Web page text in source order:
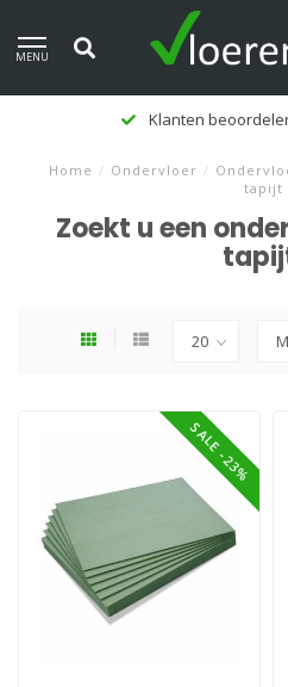
MENU
Klanten
Home / Ondervloer /
tapijt
Zoekt u een
SALE -23%